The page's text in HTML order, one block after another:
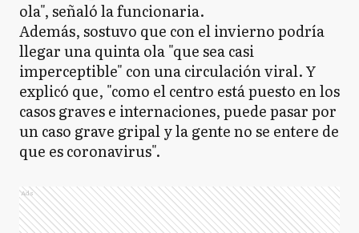
ola", señaló la funcionaria.
Además, sostuvo que con el invierno podría
llegar una quinta ola "que sea casi
imperceptible" con una circulación viral. Y
explicó que, "como el centro está puesto en los
casos graves e internaciones, puede pasar por
un caso grave gripal y la gente no se entere de
que es coronavirus".
Ads